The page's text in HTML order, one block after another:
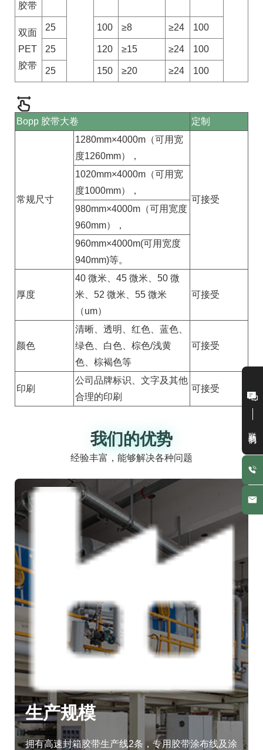
胶带
双面
PET
胶带
25 100 ≥8 ≥24 100
25 120 ≥15 ≥24 100
25 150 ≥20 ≥24 100
Bopp 胶带大卷 定制
常规尺寸
1280mm×4000m（可用宽
度1260mm），
可接受
1020mm×4000m（可用宽
度1000mm），
980mm×4000m（可用宽度
960mm），
960mm×4000m(可用宽度
940mm)等。
厚度
40 微米、45 微米、50 微
米、52 微米、55 微米
（um）
可接受
颜色
清晰、透明、红色、蓝色、
绿色、白色、棕色/浅黄
色、棕褐色等
可接受
印刷
公司品牌标识、文字及其他
合理的印刷
可接受
我们的优势
我们的优势
经验丰富，能够解决各种问题
生产规模
拥有高速封箱胶带生产线2条，专用胶带涂布线及涂